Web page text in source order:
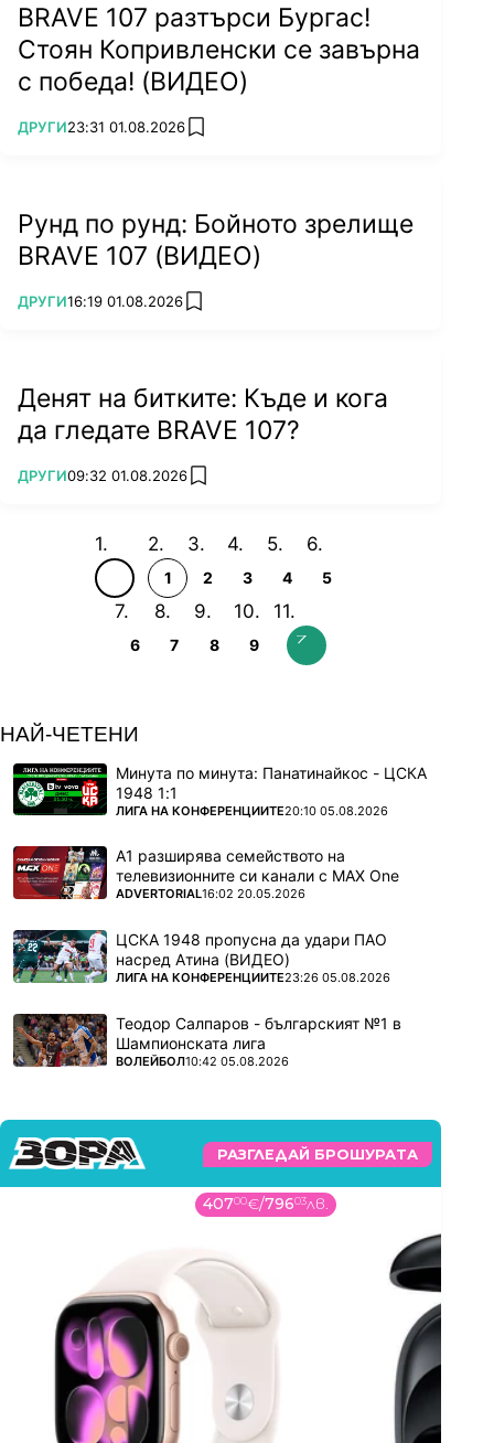
BRAVE 107 разтърси Бургас!
Стоян Копривленски се завърна
с победа! (ВИДЕО)
ПОВЕЧЕ ОТ
ДРУГИ23:31 01.08.2026 add favorites
Рунд по рунд: Бойното зрелище
BRAVE 107 (ВИДЕО)
ПОВЕЧЕ ОТ
ДРУГИ16:19 01.08.2026 add favorites
Денят на битките: Къде и кога
да гледате BRAVE 107?
ПОВЕЧЕ ОТ
ДРУГИ09:32 01.08.2026 add favorites
1 2 3 4 5
6 7 8 9
НАЙ-ЧЕТЕНИ
Минута по минута: Панатинайкос - ЦСКА
1948 1:1
ПОВЕЧЕ ОТ
ЛИГА НА КОНФЕРЕНЦИИТЕ20:10 05.08.2026
А1 разширява семейството на
телевизионните си канали с MAX One
ПОВЕЧЕ ОТ
ADVERTORIAL16:02 20.05.2026
ЦСКА 1948 пропусна да удари ПАО
насред Атина (ВИДЕО)
ПОВЕЧЕ ОТ
ЛИГА НА КОНФЕРЕНЦИИТЕ23:26 05.08.2026
Теодор Салпаров - българският №1 в
Шампионската лига
ПОВЕЧЕ ОТ
ВОЛЕЙБОЛ10:42 05.08.2026
РАЗГЛЕДАЙ БРОШУРАТА
40700€/79603лв.